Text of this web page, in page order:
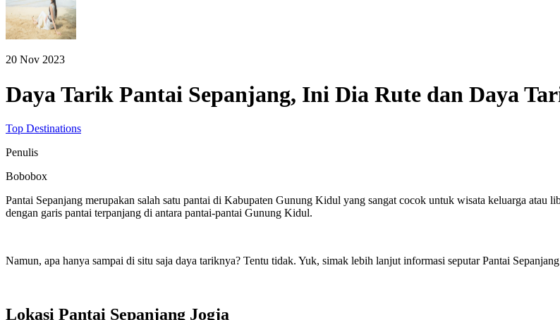
20 Nov 2023
Daya Tarik Pantai Sepanjang, Ini Dia Rute dan Daya
Top Destinations
Penulis
Bobobox
Pantai Sepanjang merupakan salah satu pantai di Kabupaten Gunung Kidul yang sangat cocok untuk wisata keluarga atau
dengan garis pantai terpanjang di antara pantai-pantai Gunung Kidul.
Namun, apa hanya sampai di situ saja daya tariknya? Tentu tidak. Yuk, simak lebih lanjut informasi seputar Pantai
Lokasi Pantai Sepanjang Jogja